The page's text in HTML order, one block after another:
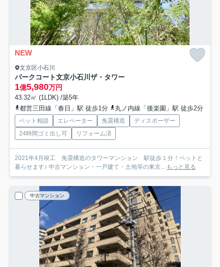
NEW
文京区小石川
パークコート文京小石川ザ・タワー
1億5,980万円
43.32㎡ (1LDK) /築5年
都営三田線「春日」駅 徒歩1分
丸ノ内線「後楽園」駅 徒歩2分
ペット相談 エレベーター 免震構造
ディスポーザー
24時間ゴミ出し可
リフォーム済
2021年4月竣工 免震構造のタワーマンション 駅徒歩１分！ペットと
暮らせます♪ 中古マンション・一戸建て・土地等の東京... もっと見る
中古マンション